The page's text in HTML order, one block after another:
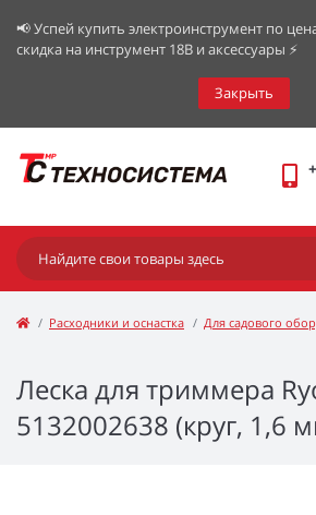
📢 Успей купить электроинструмент по
скидка на инструмент 18В и аксессуары ⚡️
Закрыть
Расходники и оснастка Для садового
Леска для триммера
5132002638 (круг, 1,6